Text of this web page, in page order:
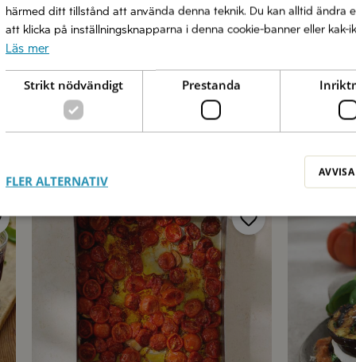
Krämig risoni med pesto och burrata
Friterad
tomatsås
härmed ditt tillstånd att använda denna teknik. Du kan alltid ändra
att klicka på inställningsknapparna i denna cookie-banner eller kak-
Läs mer
Strikt nödvändigt Prestanda
FLER ALTERNATIV